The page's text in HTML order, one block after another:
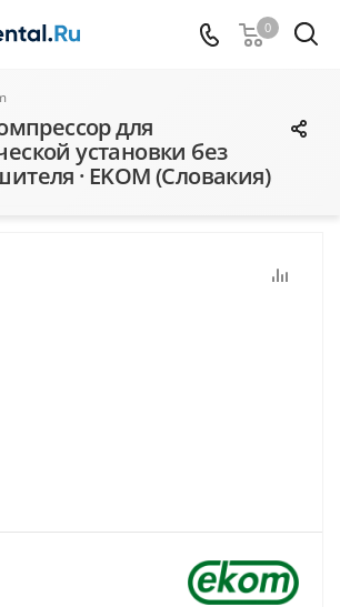
0
для
установки без
· EKOM (Словакия)